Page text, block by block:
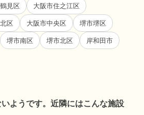
見区 大阪市住之江区
区 大阪市中央区 堺市堺区
堺市南区 堺市北区 岸和田市
ようです。近隣にはこんな施設